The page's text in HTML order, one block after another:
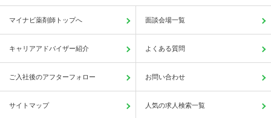
マイナビ薬剤師トップへ 面談会場一覧
キャリアアドバイザー紹介 よくある質問
ご入社後のアフターフォロー お問い合わせ
サイトマップ 人気の求人検索一覧